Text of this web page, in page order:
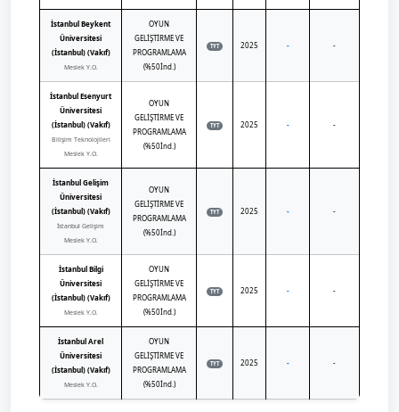
İstanbul Beykent
Üniversitesi
(İstanbul) (Vakıf)
Meslek Y.O.
OYUN
GELİŞTİRME VE
PROGRAMLAMA
(%50İnd.)
TYT 2025 - -
İstanbul Esenyurt
Üniversitesi
(İstanbul) (Vakıf)
Bilişim Teknolojileri
Meslek Y.O.
OYUN
GELİŞTİRME VE
PROGRAMLAMA
(%50İnd.)
TYT 2025 - -
İstanbul Gelişim
Üniversitesi
(İstanbul) (Vakıf)
İstanbul Gelişim
Meslek Y.O.
OYUN
GELİŞTİRME VE
PROGRAMLAMA
(%50İnd.)
TYT 2025 - -
İstanbul Bilgi
Üniversitesi
(İstanbul) (Vakıf)
Meslek Y.O.
OYUN
GELİŞTİRME VE
PROGRAMLAMA
(%50İnd.)
TYT 2025 - -
İstanbul Arel
Üniversitesi
(İstanbul) (Vakıf)
Meslek Y.O.
OYUN
GELİŞTİRME VE
PROGRAMLAMA
(%50İnd.)
TYT 2025 - -